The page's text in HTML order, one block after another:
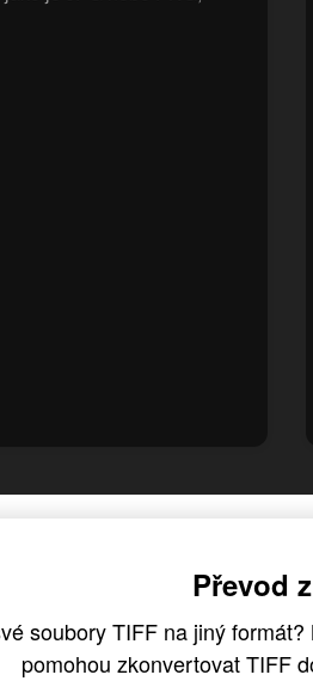
Převod
soubory TIFF na jiný
pomohou zkonvertovat TIFF